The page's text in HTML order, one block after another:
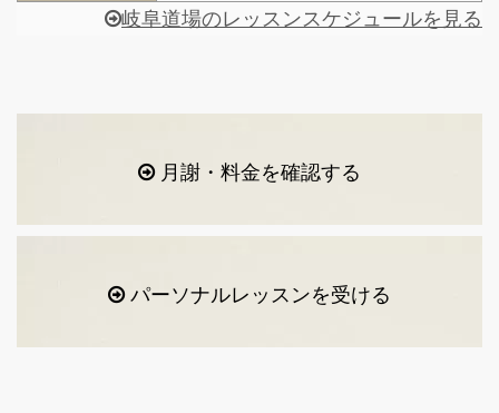
岐阜道場のレッスンスケジュールを見る
月謝・料金を確認する
パーソナルレッスンを受ける